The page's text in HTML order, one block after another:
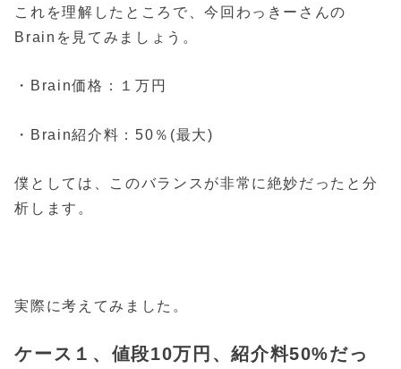
これを理解したところで、今回わっきーさんの
Brainを見てみましょう。
・Brain価格：１万円
・Brain紹介料：50％(最大)
僕としては、このバランスが非常に絶妙だったと分
析します。
実際に考えてみました。
ケース１、値段10万円、紹介料50%だっ